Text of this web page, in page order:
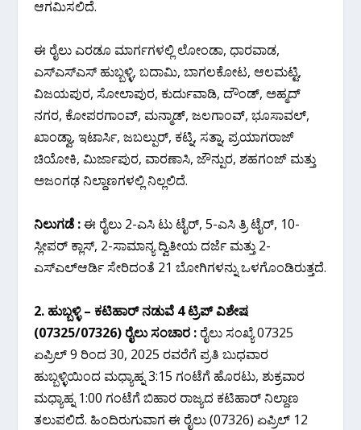
ಆಗಮಿಸಲಿದೆ.
ಈ ರೈಲು ಎರಡೂ ಮಾರ್ಗಗಳಲ್ಲಿ ಲೋಂಡಾ, ಧಾರವಾಡ,
ಎಸ್ಎಸ್ಎಸ್ ಹುಬ್ಬಳ್ಳಿ, ಬದಾಮಿ, ಬಾಗಲಕೋಟ, ಆಲಮಟ್ಟಿ,
ವಿಜಯಪುರ, ಸೋಲಾಪುರ, ಕುರ್ದುವಾಡಿ, ದೌಂಡ್, ಅಹ್ಮದ್
ನಗರ, ಕೋಪರಗಾಂವ್, ಮನ್ಮಾಡ್, ಜಲಗಾಂವ್, ಭೂಸಾವಲ್,
ಖಾಂಡ್ವಾ, ಇಟಾರ್ಸಿ, ಜಬಲ್ಪುರ್, ಕಟ್ನಿ, ಸತ್ನಾ, ಪ್ರಯಾಗರಾಜ್
ಚಿಯೋಕಿ, ಮಿರ್ಜಾಪುರ, ವಾರಣಾಸಿ, ಜೌನ್ಪುರ, ಶಹಗಂಜ್ ಮತ್ತು
ಅಜಂಗಢ ನಿಲ್ದಾಣಗಳಲ್ಲಿ ನಿಲ್ಲಲಿದೆ.
ನಿಲುಗಡೆ :ಈ ರೈಲು 2-ಎಸಿ ಟು ಟೈರ್, 5-ಎಸಿ ತ್ರಿ ಟೈರ್, 10-
ಸ್ಲೀಪರ್ ಕ್ಲಾಸ್, 2-ಸಾಮಾನ್ಯ ದ್ವಿತೀಯ ದರ್ಜೆ ಮತ್ತು 2-
ಎಸ್ಎಲ್ಆರ್ಡಿ ಸೇರಿದಂತೆ 21 ಬೋಗಿಗಳನ್ನು ಒಳಗೊಂಡಿರುತ್ತದೆ.
2. ಹುಬ್ಬಳ್ಳಿ – ಕಟಿಹಾರ್ ನಡುವೆ 4 ಟ್ರಿಪ್ ವಿಶೇಷ
(07325/07326) ರೈಲು ಸಂಚಾರ : ರೈಲು ಸಂಖ್ಯೆ 07325
ಏಪ್ರಿಲ್ 9 ರಿಂದ 30, 2025 ರವರೆಗೆ ಪ್ರತಿ ಬುಧವಾರ
ಹುಬ್ಬಳ್ಳಿಯಿಂದ ಮಧ್ಯಾಹ್ನ 3:15 ಗಂಟೆಗೆ ಹೊರಟು, ಶುಕ್ರವಾರ
ಮಧ್ಯಾಹ್ನ 1:00 ಗಂಟೆಗೆ ಬಿಹಾರ ರಾಜ್ಯದ ಕಟಿಹಾರ್ ನಿಲ್ದಾಣ
ತಲುಪಲಿದೆ. ಹಿಂದಿರುಗುವಾಗ ಈ ರೈಲು (07326) ಏಪ್ರಿಲ್ 12